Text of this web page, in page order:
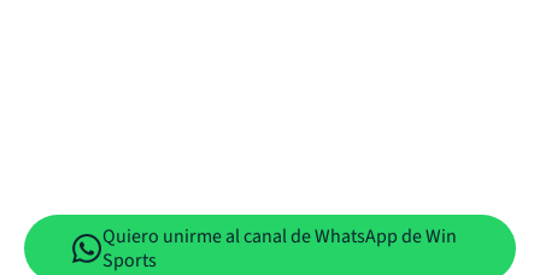
Quiero unirme al canal de WhatsApp de Win
Sports